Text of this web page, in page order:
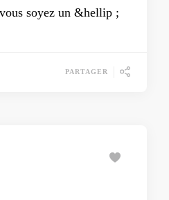
soyez un &hellip ;
PARTAGER